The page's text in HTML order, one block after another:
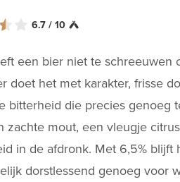
6.7 / 10
een bier niet te schreeuwen
doet het met karakter, frisse
bitterheid die precies genoeg
zachte mout, een vleugje
in de afdronk. Met 6,5% blijft
dorstlessend genoeg voor